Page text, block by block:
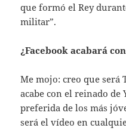
que formó el Rey
militar”.
¿Facebook acabará
Me mojo: creo que será
acabe con el reinado de
preferida de los más
será el vídeo en